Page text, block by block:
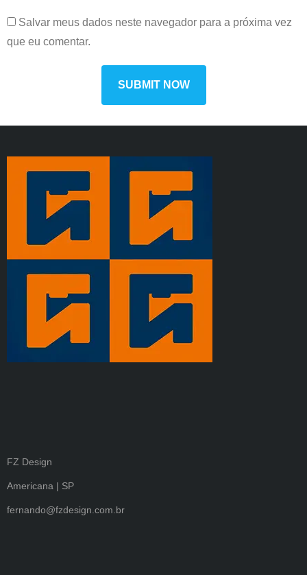
Salvar meus dados neste navegador para a próxima vez
que eu comentar.
FZ Design
Americana | SP
fernando@fzdesign.com.br